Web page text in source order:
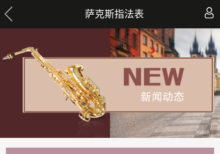
萨克斯指法表